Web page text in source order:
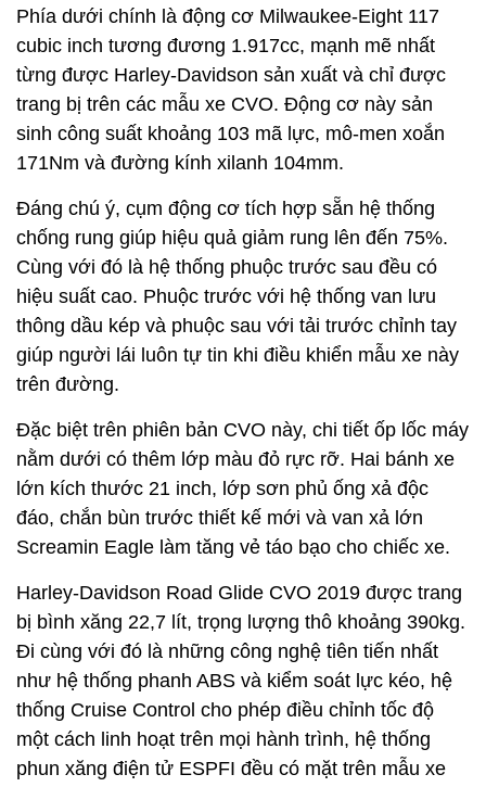
Phía dưới chính là động cơ Milwaukee-Eight 117
cubic inch tương đương 1.917cc, mạnh mẽ nhất
từng được Harley-Davidson sản xuất và chỉ được
trang bị trên các mẫu xe CVO. Động cơ này sản
sinh công suất khoảng 103 mã lực, mô-men xoắn
171Nm và đường kính xilanh 104mm.
Đáng chú ý, cụm động cơ tích hợp sẵn hệ thống
chống rung giúp hiệu quả giảm rung lên đến 75%.
Cùng với đó là hệ thống phuộc trước sau đều có
hiệu suất cao. Phuộc trước với hệ thống van lưu
thông dầu kép và phuộc sau với tải trước chỉnh tay
giúp người lái luôn tự tin khi điều khiển mẫu xe này
trên đường.
Đặc biệt trên phiên bản CVO này, chi tiết ốp lốc máy
nằm dưới có thêm lớp màu đỏ rực rỡ. Hai bánh xe
lớn kích thước 21 inch, lớp sơn phủ ống xả độc
đáo, chắn bùn trước thiết kế mới và van xả lớn
Screamin Eagle làm tăng vẻ táo bạo cho chiếc xe.
Harley-Davidson Road Glide CVO 2019 được trang
bị bình xăng 22,7 lít, trọng lượng thô khoảng 390kg.
Đi cùng với đó là những công nghệ tiên tiến nhất
như hệ thống phanh ABS và kiểm soát lực kéo, hệ
thống Cruise Control cho phép điều chỉnh tốc độ
một cách linh hoạt trên mọi hành trình, hệ thống
phun xăng điện tử ESPFI đều có mặt trên mẫu xe